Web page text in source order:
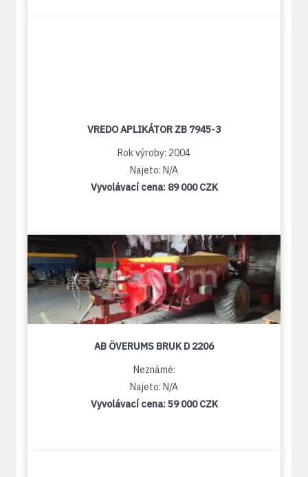
VREDO APLIKÁTOR ZB 7945-3
Rok výroby: 2004
Najeto: N/A
Vyvolávací cena: 89 000 CZK
AB ÖVERUMS BRUK D 2206
Neznámé:
Najeto: N/A
Vyvolávací cena:59 000 CZK